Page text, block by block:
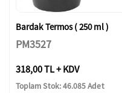
Bardak Termos ( 250 ml )
PM3527
318,00 TL + KDV
Toplam Stok: 46.085 Adet